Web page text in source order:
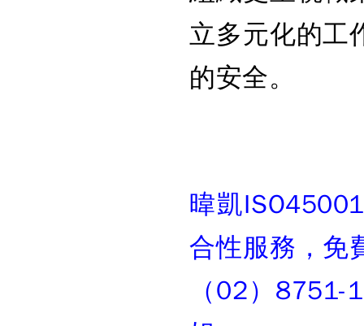
立多元化的工
的安全。
暐凱
合性服務，免
（02）